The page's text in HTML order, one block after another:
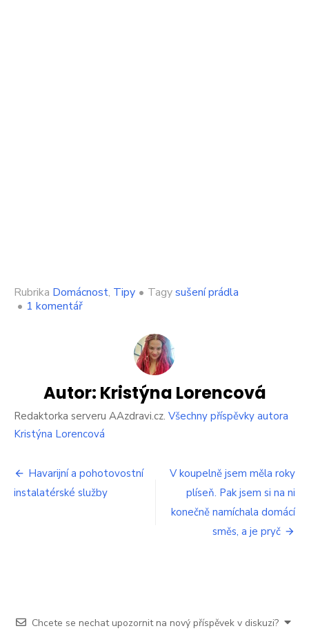
Rubrika Domácnost, Tipy • Tagysušení prádla
• 1 komentářu
nikdy
neměli
sušit
venku.
toho
být
velký
Autor: Kristýna Lorencová
Redaktorka serveru AAzdravi.cz. Všechny příspěvky autora
Kristýna Lorencová
Navigace
pro
Havarijní a pohotovostní
instalatérské služby
V koupelně jsem měla roky
plíseň. Pak jsem si na ni
konečně namíchala domácí
směs, a je pryč
Chcete se nechat upozornit na nový příspěvek v diskuzi?